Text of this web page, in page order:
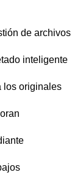
de archivos
inteligente
los originales